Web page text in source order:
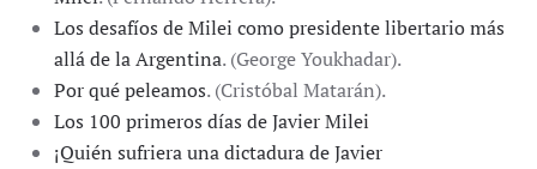
Los desafíos de Milei como presidente libertario más
allá de la Argentina. (George Youkhadar).
Por qué peleamos. (Cristóbal Matarán).
Los 100 primeros días de Javier Milei
¡Quién sufriera una dictadura de Javier